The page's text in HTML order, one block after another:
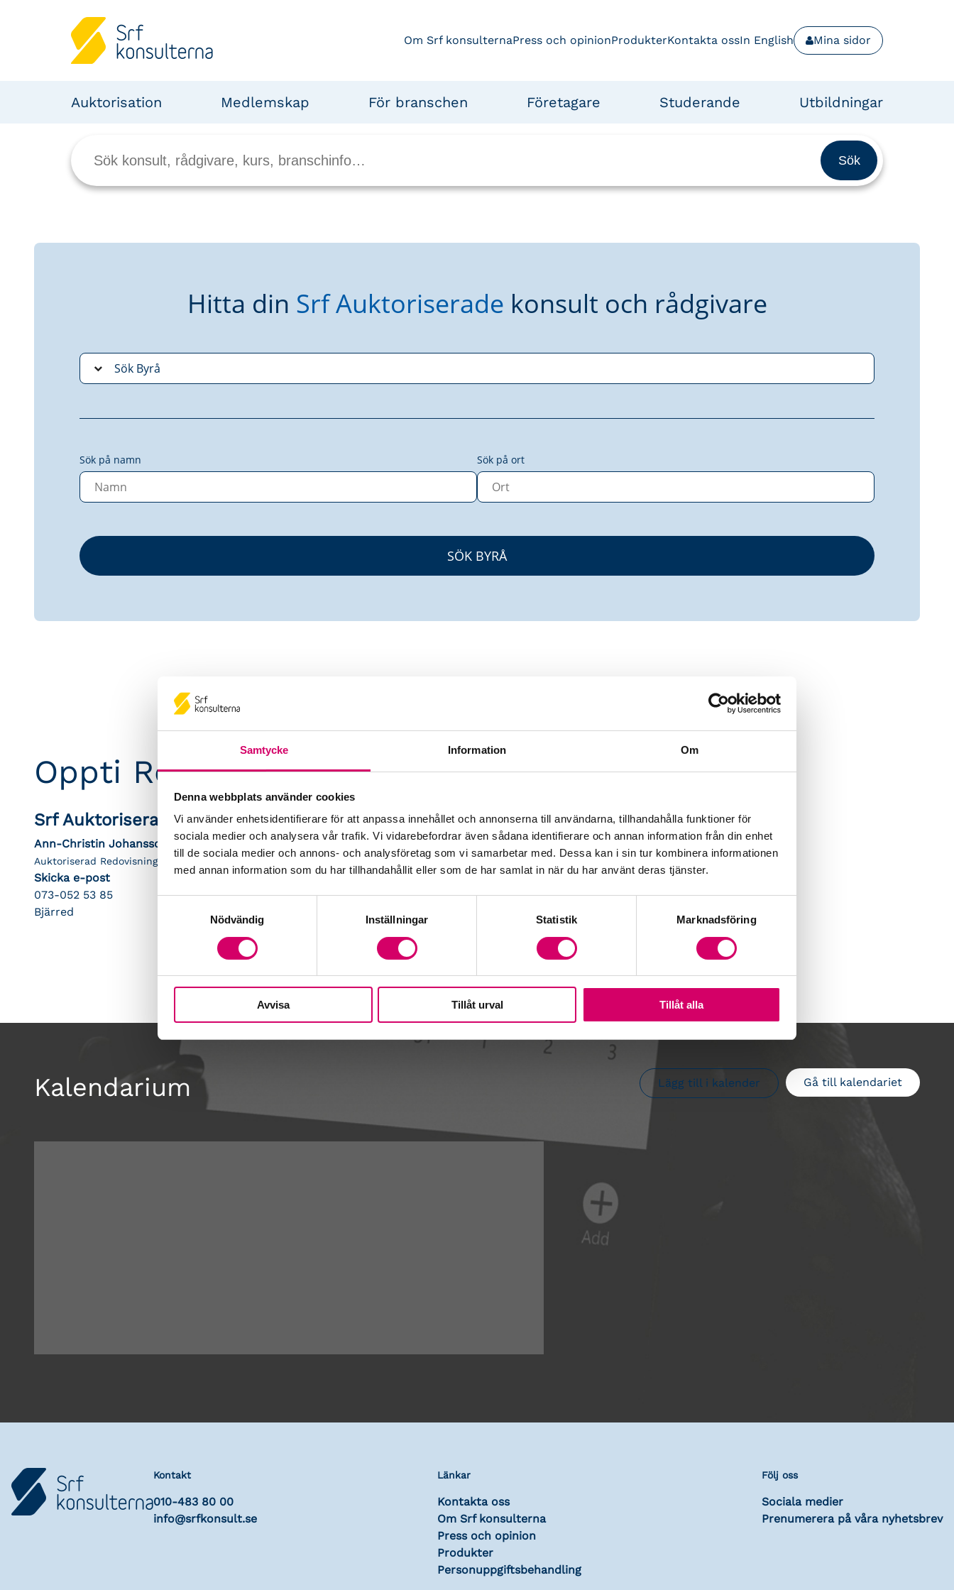
Samtycke Information Om
Denna webbplats använder cookies
Vi använder enhetsidentifierare för att anpassa innehållet och annonserna till användarna, tillhandahålla funktioner för
sociala medier och analysera vår trafik. Vi vidarebefordrar även sådana identifierare och annan information från din enhet
till de sociala medier och annons- och analysföretag som vi samarbetar med. Dessa kan i sin tur kombinera informationen
med annan information som du har tillhandahållit eller som de har samlat in när du har använt deras tjänster.
Nödvändig
Inställningar Statistik Marknadsföring
Avvisa Tillåt urval Tillåt alla
Om Srf konsulternaPress och opinionProdukterKontakta ossIn English Mina sidor
Auktorisation Medlemskap För branschen Företagare Studerande Utbildningar
Hitta din Srf Auktoriserade konsult och rådgivare
Sök på namn Sök på ort
Oppti Redovisning AB
Srf Auktoriserade konsulter
Ann-Christin Johansson
Auktoriserad Redovisningskonsult
Skicka e-post
073-052 53 85
Bjärred
Kalendarium Gå till kalendariet
Lägg till i kalender
Kontakt
010-483 80 00
info@srfkonsult.se
Länkar
Kontakta oss
Om Srf konsulterna
Press och opinion
Produkter
Personuppgiftsbehandling
Följ oss
Sociala medier
Prenumerera på våra nyhetsbrev